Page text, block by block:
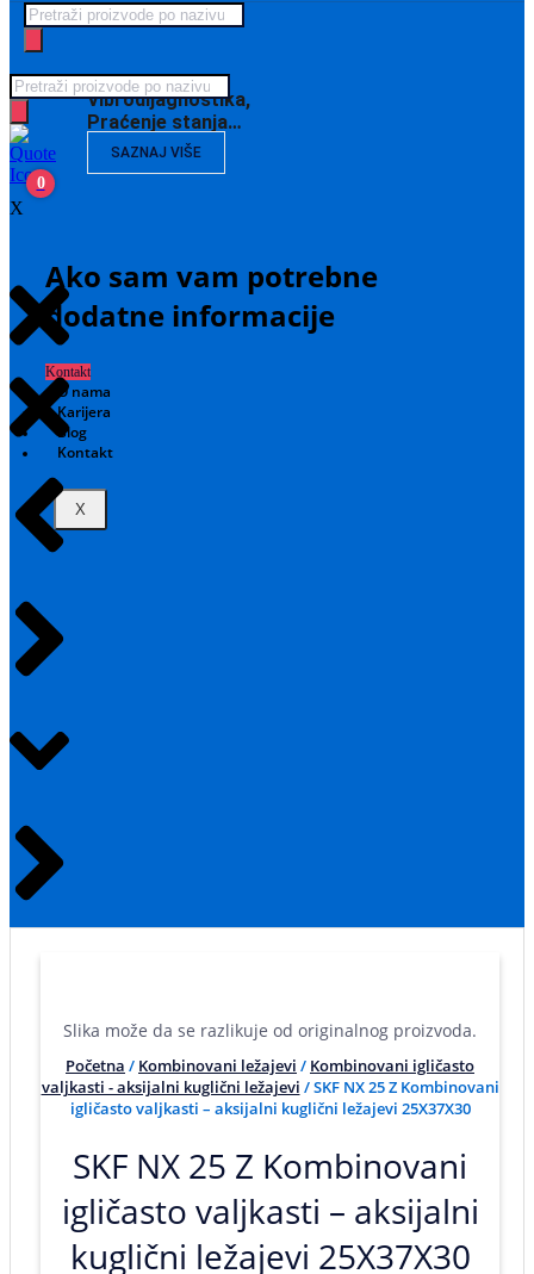
Vibrodijagnostika,
Praćenje stanja…
SAZNAJ VIŠE
Ako sam vam potrebne
dodatne informacije
Kontakt
O nama
Karijera
Blog
Kontakt
X
Products
search
Products
search
0
X
Slika može da se razlikuje od originalnog proizvoda.
Početna / Kombinovani ležajevi / Kombinovani igličasto
valjkasti - aksijalni kuglični ležajevi / SKF NX 25 Z Kombinovani
igličasto valjkasti – aksijalni kuglični ležajevi 25X37X30
SKF NX 25 Z Kombinovani
igličasto valjkasti – aksijalni
kuglični ležajevi 25X37X30